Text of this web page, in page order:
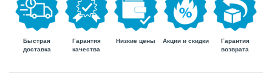
Быстрая
доставка
Гарантия
качества
Низкие цены Акции и скидки
Гарантия
возврата